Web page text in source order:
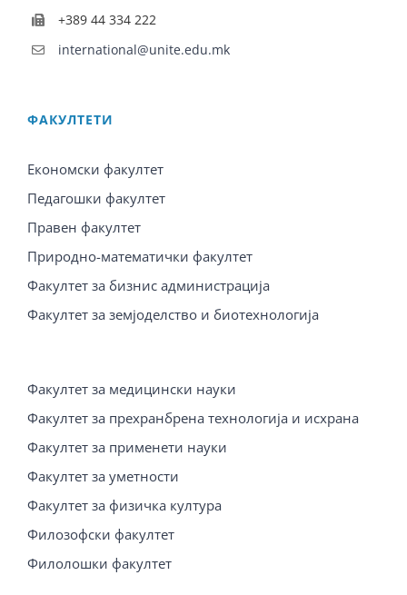
+389 44 334 222
international@unite.edu.mk
ФАКУЛТЕТИ
Економски факултет
Педагошки факултет
Правен факултет
Природно-математички факултет
Факултет за бизнис администрација
Факултет за земјоделство и биотехнологија
Факултет за медицински науки
Факултет за прехранбрена технологија и исхрана
Факултет за применети науки
Факултет за уметности
Факултет за физичка култура
Филозофски факултет
Филолошки факултет